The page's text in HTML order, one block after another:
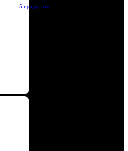
5 продуктов